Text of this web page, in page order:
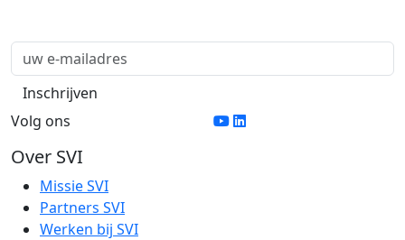
Volg ons
Over SVI
Missie SVI
Partners SVI
Werken bij SVI